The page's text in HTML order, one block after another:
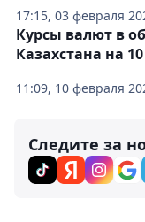
17:15, 03 февраля
11:09, 10 февраля
Курсы валют в
Казахстана на
Следите за